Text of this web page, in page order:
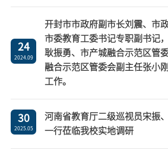
24
2024.09
开封市市政府副市长刘震、市
市委教育工委书记专职副书记
耿振勇、市产城融合示范区管
融合示范区管委会副主任张小
工作。
30
2025.05
河南省教育厅二级巡视员宋振
一行莅临我校实地调研